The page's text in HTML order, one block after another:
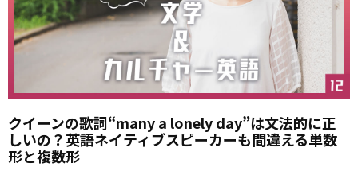
クイーンの歌詞“many a lonely day”は文法的に正
しいの？英語ネイティブスピーカーも間違える単数
形と複数形